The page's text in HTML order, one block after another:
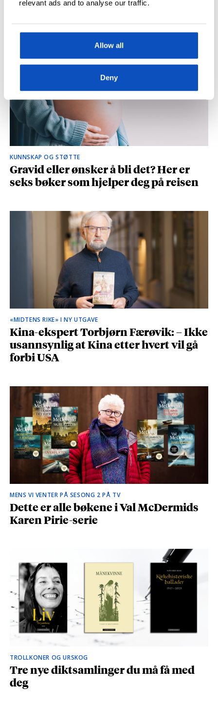
relevant ads and to analyse our traffic.
Allow all
Deny
og spionasje ble helt uinteressant i
KUNNSKAP OG STØTTE
Gravid eller ønsker å bli det? Her er
seks bøker som hjelper deg på reisen
«MIDTENS RIKE» I NY UTGAVE
Kina-ekspert Torbjørn Færøvik: – Ikke
usannsynlig at Kina etter hvert vil gå
forbi USA
MENS VI VENTER PÅ SESONG 2 PÅ TV
Dette er alle bøkene i Val McDermids
Karen Pirie-serie
TROLLKONER OG URSKOG
Tre nye diktsamlinger du må få med
deg